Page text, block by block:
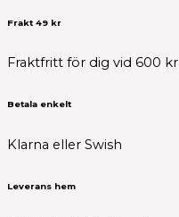
Frakt 49 kr
Fraktfritt för dig vid 600 kr
Betala enkelt
Klarna eller Swish
Leverans hem